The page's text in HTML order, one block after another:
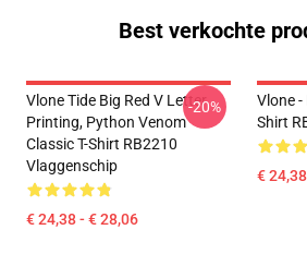
Best verkochte
Vlone Tide Big Red V Letter
Printing, Python Venom
Classic T-Shirt RB2210
Vlaggenschip
€ 24,38 - € 28,06
-20%
Vlone -
Shirt
€